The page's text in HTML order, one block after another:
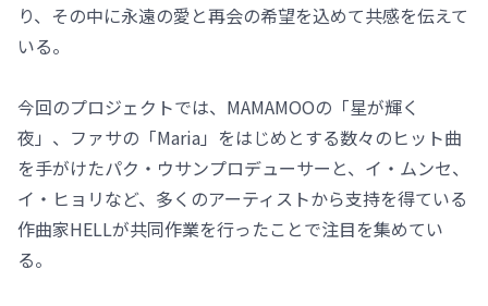
り、その中に永遠の愛と再会の希望を込めて共感を伝えて
いる。
今回のプロジェクトでは、MAMAMOOの「星が輝く
夜」、ファサの「Maria」をはじめとする数々のヒット曲
を手がけたパク・ウサンプロデューサーと、イ・ムンセ、
イ・ヒョリなど、多くのアーティストから支持を得ている
作曲家HELLが共同作業を行ったことで注目を集めてい
る。